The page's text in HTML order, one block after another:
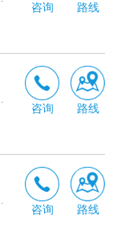
咨询 路线
咨询 路线
咨询 路线